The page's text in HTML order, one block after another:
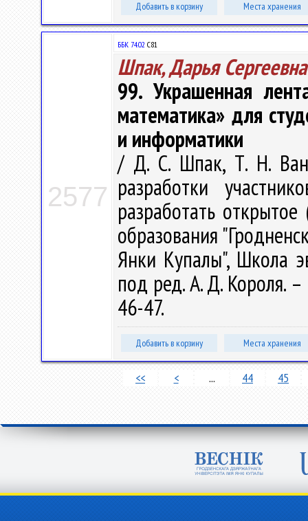
Добавить в корзину Места хранения
2577
ББК 74.02 С81
Шпак, Дарья Сергеевна
99. Украшенная
математика» для
и информатики
/ Д. С. Шпак, Т. Н.
разработки
разработать
образования
Янки Купалы", Школа
под ред. А. Д. Короля.
46-47.
Добавить в корзину Места хранения
<< < ... 44 45